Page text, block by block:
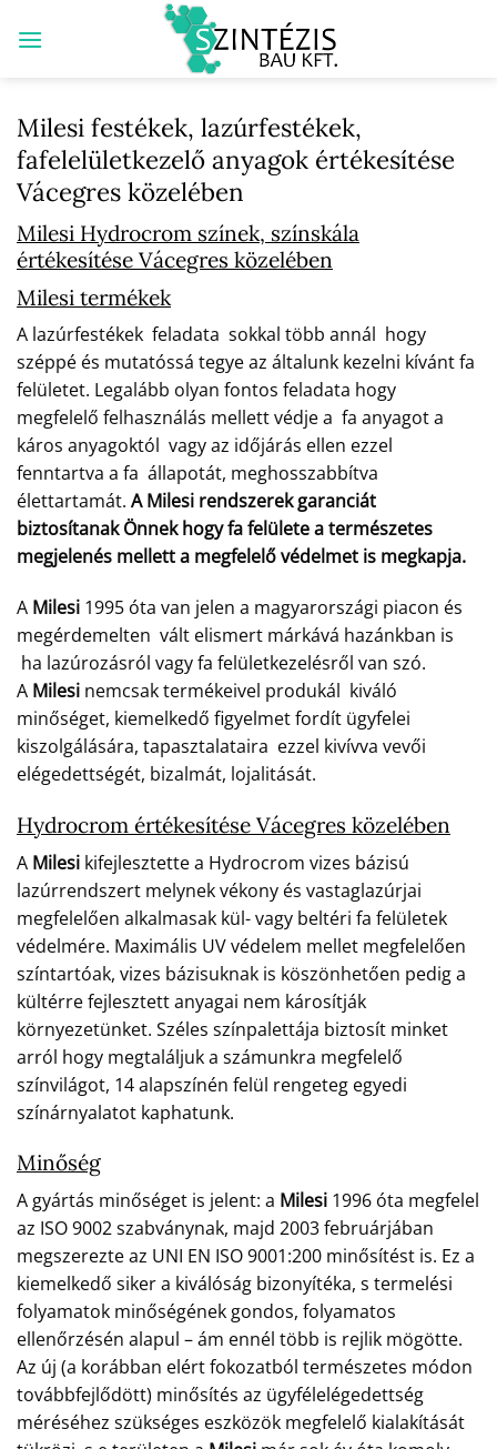
Milesi festékek, lazúrfestékek,
fafelelületkezelő anyagok értékesítése
Vácegres közelében
Milesi Hydrocrom színek, színskála
értékesítése Vácegres közelében
Milesi termékek
A lazúrfestékek feladata sokkal több annál hogy
széppé és mutatóssá tegye az általunk kezelni kívánt fa
felületet. Legalább olyan fontos feladata hogy
megfelelő felhasználás mellett védje a fa anyagot a
káros anyagoktól vagy az időjárás ellen ezzel
fenntartva a fa állapotát, meghosszabbítva
élettartamát. A Milesi rendszerek garanciát
biztosítanak Önnek hogy fa felülete a természetes
megjelenés mellett a megfelelő védelmet is megkapja.
A Milesi 1995 óta van jelen a magyarországi piacon és
megérdemelten vált elismert márkává hazánkban is
ha lazúrozásról vagy fa felületkezelésről van szó.
A Milesi nemcsak termékeivel produkál kiváló
minőséget, kiemelkedő figyelmet fordít ügyfelei
kiszolgálására, tapasztalataira ezzel kivívva vevői
elégedettségét, bizalmát, lojalitását.
Hydrocrom értékesítése Vácegres közelében
A Milesi kifejlesztette a Hydrocrom vizes bázisú
lazúrrendszert melynek vékony és vastaglazúrjai
megfelelően alkalmasak kül- vagy beltéri fa felületek
védelmére. Maximális UV védelem mellet megfelelően
színtartóak, vizes bázisuknak is köszönhetően pedig a
kültérre fejlesztett anyagai nem károsítják
környezetünket. Széles színpalettája biztosít minket
arról hogy megtaláljuk a számunkra megfelelő
színvilágot, 14 alapszínén felül rengeteg egyedi
színárnyalatot kaphatunk.
Minőség
A gyártás minőséget is jelent: a Milesi 1996 óta megfelel
az ISO 9002 szabványnak, majd 2003 februárjában
megszerezte az UNI EN ISO 9001:200 minősítést is. Ez a
kiemelkedő siker a kiválóság bizonyítéka, s termelési
folyamatok minőségének gondos, folyamatos
ellenőrzésén alapul – ám ennél több is rejlik mögötte.
Az új (a korábban elért fokozatból természetes módon
továbbfejlődött) minősítés az ügyfélelégedettség
méréséhez szükséges eszközök megfelelő kialakítását